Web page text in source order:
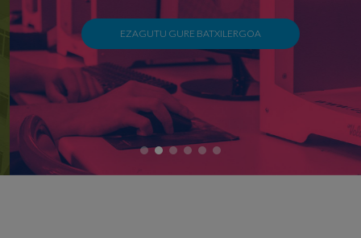
EZAGUTU GURE BATXILERGOA